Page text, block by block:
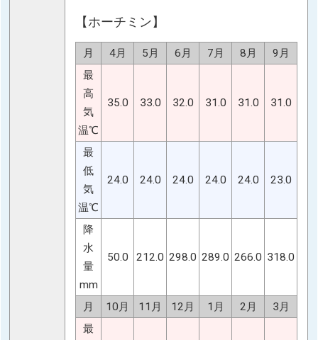
【ホーチミン】
月 4月 5月 6月 7月 8月
9月
最
高
気
温℃
35.0 33.0 32.0 31.0 31.0 31.0
最
低
気
温℃
24.0 24.0 24.0 24.0 24.0 23.0
降
水
量
mm
50.0 212.0 298.0 289.0 266.0 318.0
月 10月 11月 12月 1月 2月
3月
最